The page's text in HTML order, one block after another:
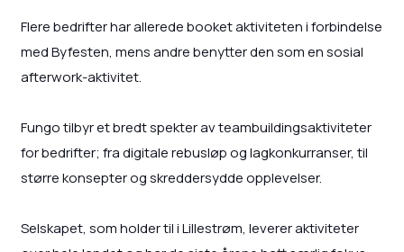
Flere bedrifter har allerede booket aktiviteten i forbindelse
med Byfesten, mens andre benytter den som en sosial
afterwork-aktivitet.
Fungo tilbyr et bredt spekter av teambuildingsaktiviteter
for bedrifter; fra digitale rebusløp og lagkonkurranser, til
større konsepter og skreddersydde opplevelser.
Selskapet, som holder til i Lillestrøm, leverer aktiviteter